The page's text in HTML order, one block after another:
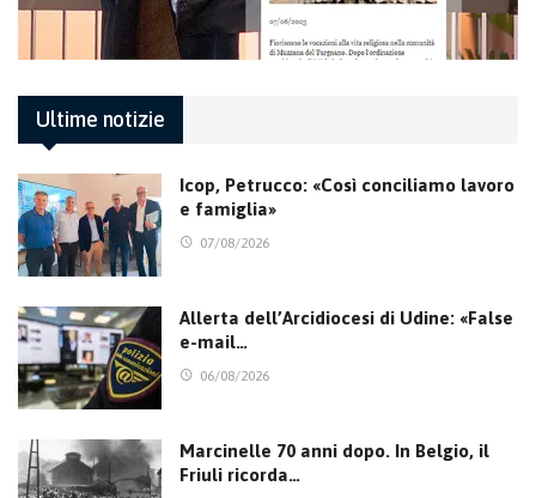
Ultime notizie
Icop, Petrucco: «Così conciliamo lavoro
e famiglia»
07/08/2026
Allerta dell’Arcidiocesi di Udine: «False
e-mail…
06/08/2026
Marcinelle 70 anni dopo. In Belgio, il
Friuli ricorda…